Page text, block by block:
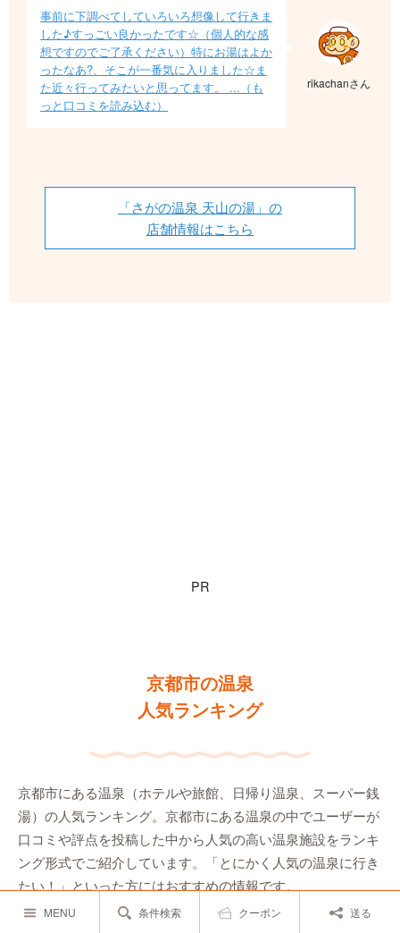
事前に下調べてしていろいろ想像して行きま
した♪すっごい良かったです☆（個人的な感
想ですのでご了承ください）特にお湯はよか
ったなあ?、そこが一番気に入りました☆ま
た近々行ってみたいと思ってます。 ...（も
っと口コミを読み込む）
rikachanさん
「さがの温泉 天山の湯」の
店舗情報はこちら
PR
京都市の温泉
人気ランキング
京都市にある温泉（ホテルや旅館、日帰り温泉、スーパー銭
湯）の人気ランキング。京都市にある温泉の中でユーザーが
口コミや評点を投稿した中から人気の高い温泉施設をランキ
ング形式でご紹介しています。「とにかく人気の温泉に行き
たい！」といった方にはおすすめの情報です。
MENU 条件検索 クーポン 送る